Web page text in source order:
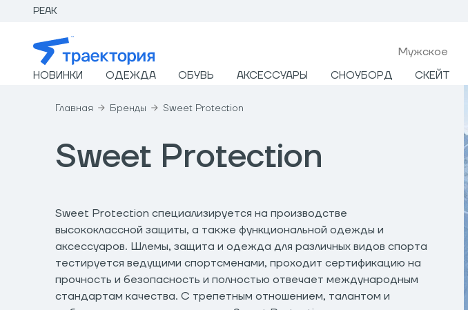
PEAK
Мужcкое
НОВИНКИ ОДЕЖДА ОБУВЬ АКСЕССУАРЫ СНОУБОРД СКЕЙТ
Главная Бренды Sweet Protection
Sweet Protection
Sweet Protection специализируется на производстве
высококлассной защиты, а также функциональной одежды и
аксессуаров. Шлемы, защита и одежда для различных видов спорта
тестируется ведущими спортсменами, проходит сертификацию на
прочность и безопасность и полностью отвечает международным
стандартам качества. С трепетным отношением, талантом и